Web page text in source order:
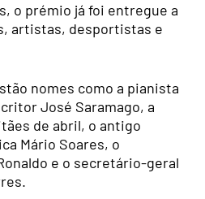
o prémio já foi entregue a
artistas, desportistas e
nomes como a pianista
José Saramago, a
de abril, o antigo
Mário Soares, o
e o secretário-geral